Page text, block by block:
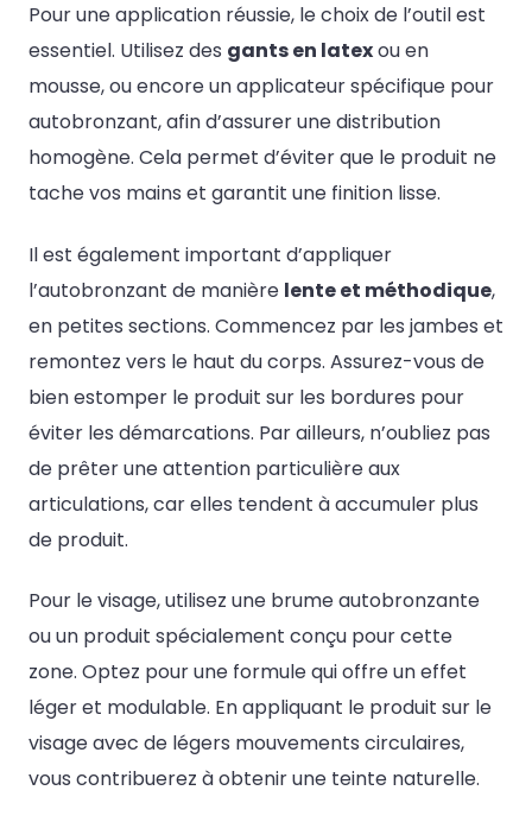
Pour une application réussie, le choix de l’outil est
essentiel. Utilisez des gants en latexou en
mousse, ou encore un applicateur spécifique pour
autobronzant, afin d’assurer une distribution
homogène. Cela permet d’éviter que le produit ne
tache vos mains et garantit une finition lisse.
Il est également important d’appliquer
l’autobronzant de manière lente et méthodique,
en petites sections. Commencez par les jambes et
remontez vers le haut du corps. Assurez-vous de
bien estomper le produit sur les bordures pour
éviter les démarcations. Par ailleurs, n’oubliez pas
de prêter une attention particulière aux
articulations, car elles tendent à accumuler plus
de produit.
Pour le visage, utilisez une brume autobronzante
ou un produit spécialement conçu pour cette
zone. Optez pour une formule qui offre un effet
léger et modulable. En appliquant le produit sur le
visage avec de légers mouvements circulaires,
vous contribuerez à obtenir une teinte naturelle.